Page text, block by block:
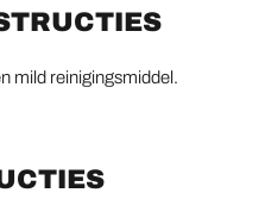
mild reinigingsmiddel.